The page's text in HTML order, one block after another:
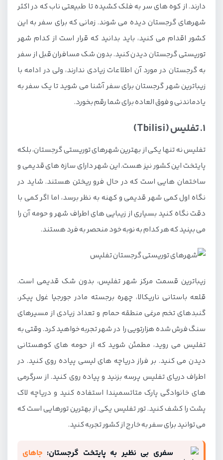
4. کوبولتی (Kobuleti)
6. متسختا (Mtsketha)
7. واردزیا (Vardzia)
8. استپانسمیندا (Stepantsminda)
9. تسکالتوبو (Tskaltubo)
10. سیغناقی (Sighnaghi)
12. گوری (Gori)
13. آخالتسیخه (Akhaltsikhe)
14. توشتی (Tusheti)
17. کیاتورا (chiatura)
18. شتیلی خسورتی (Shatili Khevsureti)
19. جوتا (juta)
20. دره مارتویلی (Martvili Canyon)
21. تلاوی (Telavi)
دارند. از کوه های سر به فلک کشیده تا طبیعتی ناب که در اکثر
شهرهای گرجستان دیده می شوند. زمانی که برای سفر به این
کشور اقدام می کنید، باید بدانید که قرار است از کدام شهر
توریستی گرجستان دیدن کنید. بدون شک مسافران قبل از سفر
به گرجستان در مورد آن اطلاعات زیادی ندارند، ولی در ادامه با
زیباترین شهر گرجستان برای سفر آشنا می شوید تا یک سفر به
یادماندنی و فوق العاده برای شما رقم بخورد.
1. تفلیس (Tbilisi)
تفلیس نه تنها یکی از بهترین شهرهای توریستی گرجستان، بلکه
پایتخت این کشور نیز هست. این شهر دارای سازه های قدیمی و
ساختمان هایی است که در حال فرو ریختن هستند. شاید در
نگاه اول کمی شهر قدیمی و کهنه به نظر برسد، اما اگر کمی با
دقت نگاه کنید بسیاری از زیبایی های اطراف شهر و حومه آن را
می بینید که هر کدام به نوبه خود منحصر به فرد هستند.
زیباترین قسمت مرکز شهر تفلیس، بدون شک قدیمی است.
قلعه باستانی ناریکالا، چهره برجسته مادر جورجیا غول پیکر،
گنبدهای تخم مرغی منطقه حمام و تعداد زیادی از مسیرهای
سنگ فرش شده هزارتویی را در شهر تجربه خواهید کرد. وقتی به
تفلیس می روید، مطمئن شوید که از حومه های کوهستانی
دیدن می کنید. بر فراز دریاچه های لیسی پیاده روی کنید. در
اطراف دریای تفلیس پرسه بزنید و پیاده روی کنید. از سرگرمی
های خانوادگی پارک متاتسمیندا استفاده کنید و دریاچه لاک
پشت را کشف کنید. تور تفلیس یکی از بهترین تورهایی است که
می توانید برای سفر به خارج از کشور تجربه کنید.
سفری بی نظیر به پایتخت گرجستان: جاهای